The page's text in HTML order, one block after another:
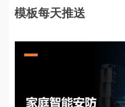
模板每天推送